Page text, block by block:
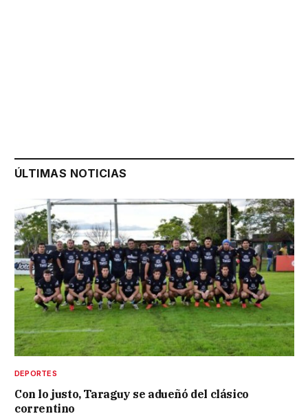
ÚLTIMAS NOTICIAS
DEPORTES
Con lo justo, Taraguy se adueñó del clásico
correntino